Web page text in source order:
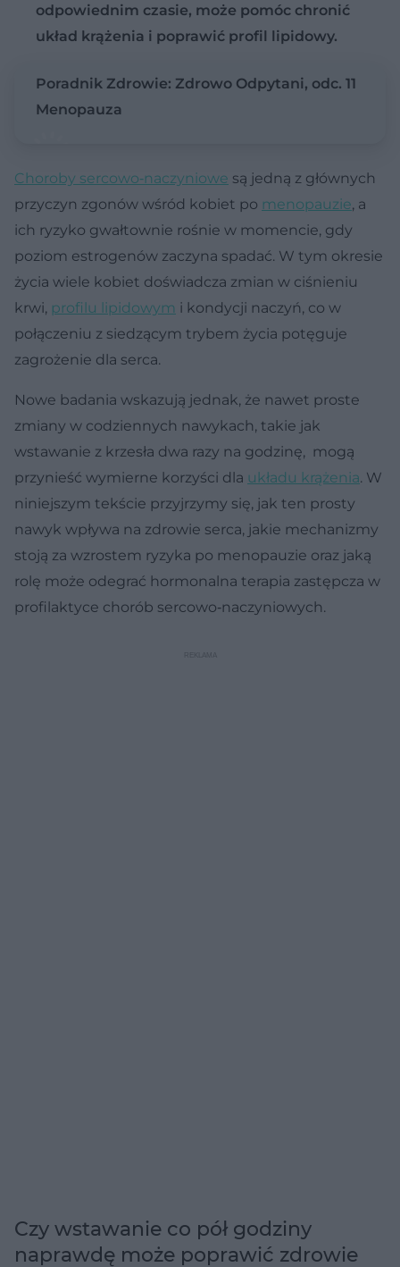
odpowiednim czasie, może pomóc chronić
układ krążenia i poprawić profil lipidowy.
Poradnik Zdrowie: Zdrowo Odpytani, odc. 11
Menopauza
Choroby sercowo‑naczyniowe są jedną z głównych
przyczyn zgonów wśród kobiet po menopauzie, a
ich ryzyko gwałtownie rośnie w momencie, gdy
poziom estrogenów zaczyna spadać. W tym okresie
życia wiele kobiet doświadcza zmian w ciśnieniu
krwi, profilu lipidowym i kondycji naczyń, co w
połączeniu z siedzącym trybem życia potęguje
zagrożenie dla serca.
Nowe badania wskazują jednak, że nawet proste
zmiany w codziennych nawykach, takie jak
wstawanie z krzesła dwa razy na godzinę, mogą
przynieść wymierne korzyści dla układu krążenia. W
niniejszym tekście przyjrzymy się, jak ten prosty
nawyk wpływa na zdrowie serca, jakie mechanizmy
stoją za wzrostem ryzyka po menopauzie oraz jaką
rolę może odegrać hormonalna terapia zastępcza w
profilaktyce chorób sercowo‑naczyniowych.
Czy wstawanie co pół godziny
naprawdę może poprawić zdrowie